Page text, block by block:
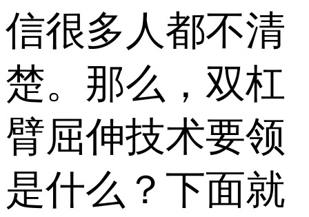
信很多人都不清
楚。那么，双杠
臂屈伸技术要领
是什么？下面就